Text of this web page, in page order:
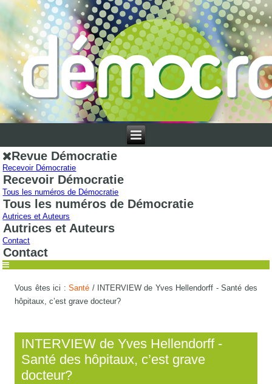
Revue Démocratie
Recevoir Démocratie
Recevoir Démocratie
Tous les numéros de Démocratie
Tous les numéros de Démocratie
Autrices et Auteurs
Autrices et Auteurs
Contact
Contact
Vous êtes ici :Santé /
INTERVIEW de Yves Hellendorff - Santé des
hôpitaux, c’est grave docteur?
INTERVIEW de Yves Hellendorff -
Santé des hôpitaux, c’est grave
docteur?